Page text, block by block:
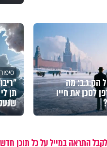
הק.ג.ב: מה
לסכן את חייו תן
התראה במייל על כל תוכן